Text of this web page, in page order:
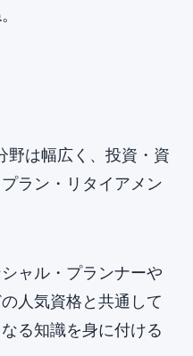
野は幅広く、投資・資
ラン・リタイアメン
ャル・プランナーや
人気資格と共通して
る知識を身に付ける